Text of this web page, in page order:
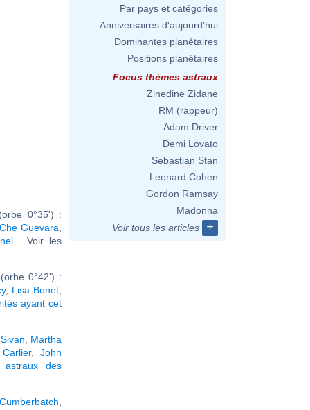
0°35') :
Che Guevara
... Voir les
0°42') :
, Lisa Bonet
ayant cet
Martha
, John
astraux des
Par pays et catégories
Anniversaires d'aujourd'hui
Dominantes planétaires
Positions planétaires
Focus thèmes astraux
Zinedine Zidane
RM (rappeur)
Adam Driver
Demi Lovato
Sebastian Stan
Leonard Cohen
Gordon Ramsay
Madonna
Voir tous les articles
+